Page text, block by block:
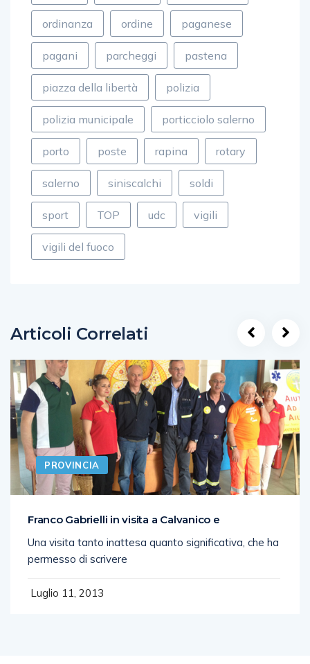
ordinanza ordine paganese
pagani parcheggi pastena
piazza della libertà polizia
polizia municipale porticciolo salerno
porto poste rapina rotary
salerno siniscalchi soldi
sport TOP udc vigili
vigili del fuoco
Articoli Correlati
PROVINCIA
Franco Gabrielli in visita a Calvanico e
Una visita tanto inattesa quanto significativa, che ha
permesso di scrivere
Luglio 11, 2013